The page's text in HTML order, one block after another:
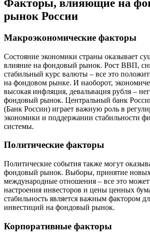
Факторы, влияющие на
рынок России
Макроэкономические факторы
Состояние экономики страны оказывает
влияние на фондовый рынок. Рост ВВП,
стабильный курс валюты – все это
на фондовом рынке. И наоборот,
высокая инфляция, девальвация рубля –
фондовый рынок. Центральный банк
(Банк России) играет важную роль в
экономики и поддержании стабильности
системы.
Политические факторы
Политические события также могут
фондовый рынок. Выборы, принятие новых
международные отношения – все это может
настроения инвесторов и цены ценных
стабильность является важным фактором
инвестиций на фондовый рынок.
Корпоративные факторы